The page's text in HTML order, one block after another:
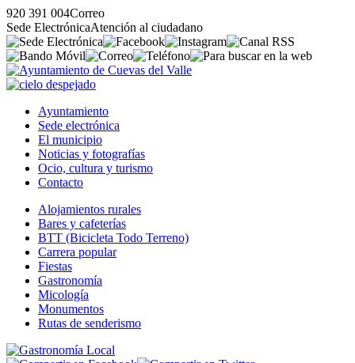
920 391 004Correo
Sede ElectrónicaAtención al ciudadano
Ayuntamiento
Sede electrónica
El municipio
Noticias y fotografías
Ocio, cultura y turismo
Contacto
Alojamientos rurales
Bares y cafeterías
BTT (Bicicleta Todo Terreno)
Carrera popular
Fiestas
Gastronomía
Micología
Monumentos
Rutas de senderismo